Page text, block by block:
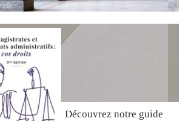
Découvrez notre guide